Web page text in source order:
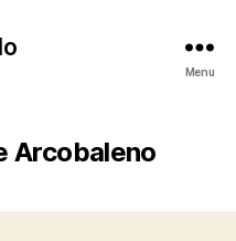
Menu
Arcobaleno